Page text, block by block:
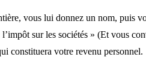
vous lui donnez un nom, puis
sur les sociétés » (Et vous
constituera votre revenu personnel.